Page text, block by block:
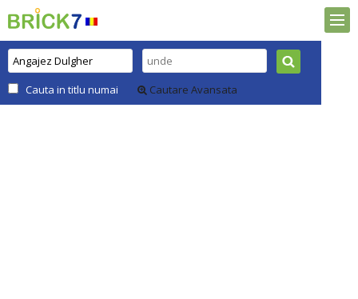
Cauta in titlu numai Cautare Avansata